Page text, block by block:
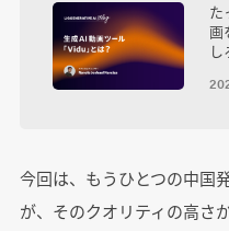
た
画
し
今回は、もうひとつの中国
が、そのクオリティの高さ